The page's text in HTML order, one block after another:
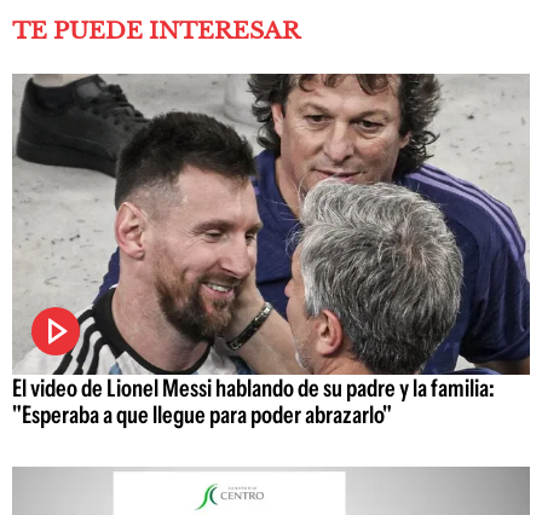
TE PUEDE INTERESAR
El video de Lionel Messi hablando de su padre y la familia:
"Esperaba a que llegue para poder abrazarlo"